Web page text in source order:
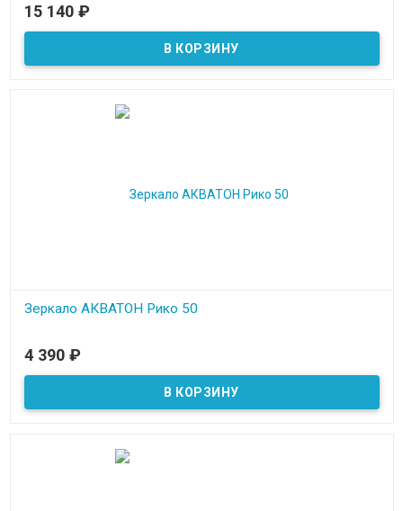
15 140 ₽
Зеркало АКВАТОН Рико 50
4 390 ₽